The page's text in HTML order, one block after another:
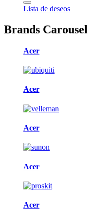
Lista de deseos
Brands Carousel
Acer
Acer
Acer
Acer
Acer